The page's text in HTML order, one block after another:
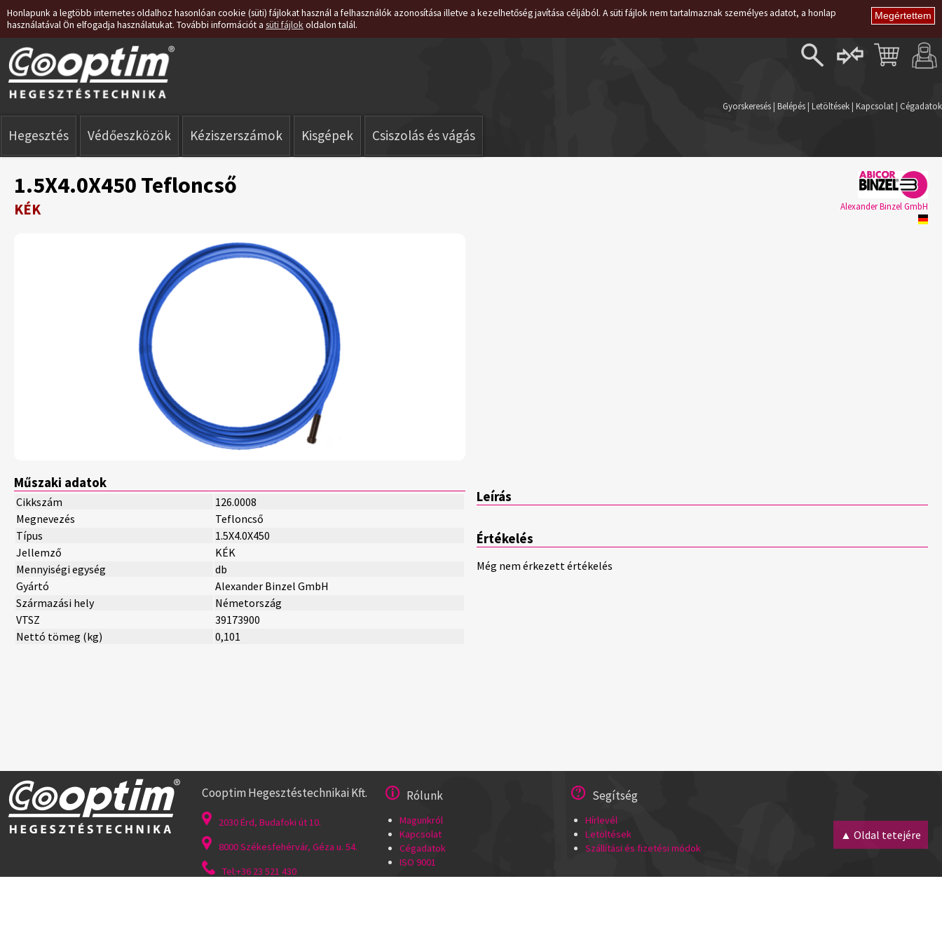
▲ Oldal tetejére
Honlapunk a legtöbb internetes oldalhoz hasonlóan cookie (süti) fájlokat használ a felhasználók azonosítása illetve a kezelhetőség javítása céljából. A süti fájlok nem tartalmaznak személyes adatot, a honlap
használatával Ön elfogadja használatukat. További információt a süti fájlok oldalon talál.
Regisztráció
Gyorskeresés | Belépés | Letöltések | Kapcsolat | Cégadatok
Hegesztés Védőeszközök Kéziszerszámok Kisgépek Csiszolás és vágás
1.5X4.0X450 Tefloncső
KÉK Alexander Binzel GmbH
Műszaki adatok
Cikkszám
126.0008
Megnevezés
Tefloncső
Típus
1.5X4.0X450
Jellemző
KÉK
Mennyiségi egység
db
Gyártó
Alexander Binzel GmbH
Származási hely
Németország
VTSZ
39173900
Nettó tömeg (kg)
0,101
Leírás
Értékelés
Még nem érkezett értékelés
Cooptim Hegesztéstechnikai Kft.
2030 Érd, Budafoki út 10.
8000 Székesfehérvár, Géza u. 54.
Tel:+36 23 521 430
Rólunk
Magunkról
Kapcsolat
Cégadatok
ISO 9001
Segítség
Hírlevél
Letöltések
Szállítási és fizetési módok